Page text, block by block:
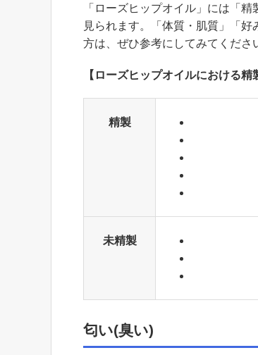
「ローズヒップオイル」には「
見られます。「体質・肌質」「
方は、ぜひ参考にしてみてくださ
【ローズヒップオイルにおける精
精製
未精製
匂い(臭い)